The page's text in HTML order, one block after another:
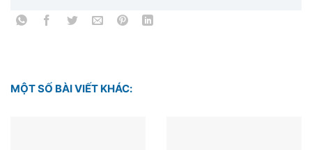
MỘT SỐ BÀI VIẾT KHÁC: